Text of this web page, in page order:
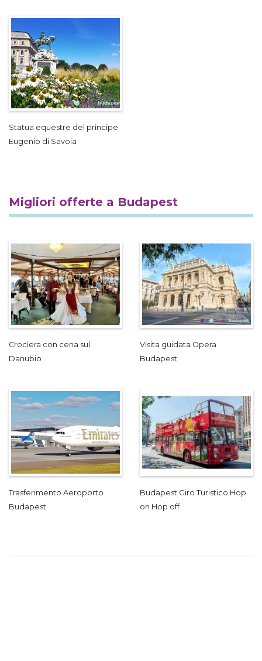
Statua equestre del principe
Eugenio di Savoia
Migliori offerte a Budapest
Crociera con cena sul
Danubio
Visita guidata Opera
Budapest
Trasferimento Aeroporto
Budapest
Budapest Giro Turistico Hop
on Hop off